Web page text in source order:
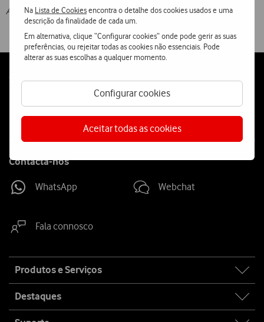
Na Lista de Cookiesencontra o detalhe dos cookies usados e uma
descrição da finalidade de cada um.
Em alternativa, clique “Configurar cookies” onde pode gerir as suas
preferências, ou rejeitar todas as cookies não essenciais. Pode
alterar as suas escolhas a qualquer momento.
Configurar cookies
Aceitar todas as cookies
Aos valores apresentados acresce o IVA à taxa legal em vigor.
Follow
Social
Contacta-nos
WhatsApp Webchat
Fala connosco
map
Produtos e Serviços
Destaques